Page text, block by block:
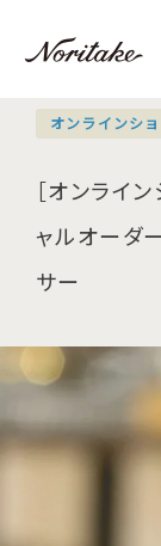
オンラインシ
［オンライ
ャルオーダ
サー